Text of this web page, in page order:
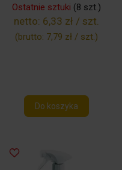
Ostatnie sztuki (8 szt.)
netto: 6,33 zł / szt.
(brutto: 7,79 zł / szt.)
Do koszyka